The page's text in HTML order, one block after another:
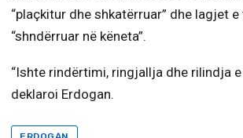
“plaçkitur dhe shkatërruar” dhe lagjet
“shndërruar në këneta”.
“Ishte rindërtimi, ringjallja dhe rilindja
deklaroi Erdogan.